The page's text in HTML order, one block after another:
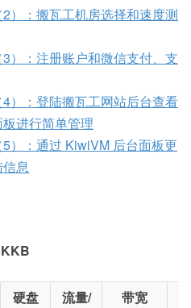
）：搬瓦工机房选择和速度测
）：注册账户和微信支付、支
）：登陆搬瓦工网站后台查看
进行简单管理
）：通过 KiwiVM 后台面板更
息
硬盘
流量/
带宽